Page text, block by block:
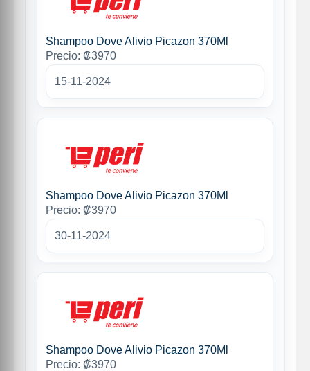
Shampoo Dove Alivio Picazon 370Ml
Precio: ₡3970
15-11-2024
Shampoo Dove Alivio Picazon 370Ml
Precio: ₡3970
30-11-2024
Shampoo Dove Alivio Picazon 370Ml
Precio: ₡3970